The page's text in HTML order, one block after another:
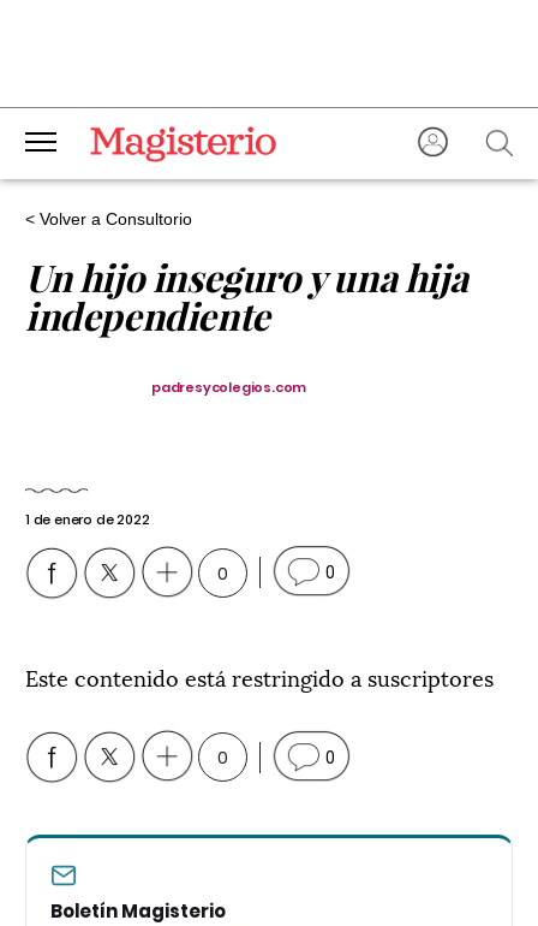
< Volver a Consultorio
Un hijo inseguro y una hija
independiente
padresycolegios.com
1 de enero de 2022
0 0
Este contenido está restringido a suscriptores
0 0
Boletín Magisterio